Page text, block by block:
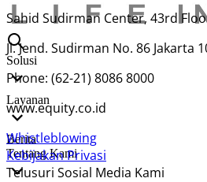
Solusi
Layanan
Berita
Tentang Kami
Sahid Sudirman Center, 43rd
Jl. Jend. Sudirman No. 86 Jakarta
Phone: (62-21) 8086 8000
www.equity.co.id
Whistleblowing
Kebijakan Privasi
Telusuri Sosial Media Kami